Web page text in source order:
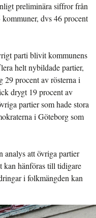
preliminära siffror från
dvs 46 procent
parti blivit kommunens
helt nybildade partier,
29 procent av rösterna i
drygt 19 procent av
partier som hade stora
i Göteborg som
analys att övriga partier
kan hänföras till tidigare
i folkmängden kan